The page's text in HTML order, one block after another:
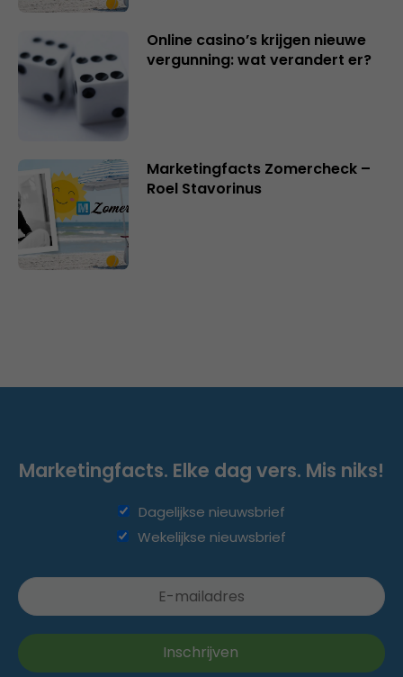
Online casino’s krijgen nieuwe
vergunning: wat verandert er?
Marketingfacts Zomercheck –
Roel Stavorinus
Marketingfacts. Elke dag vers. Mis niks!
Dagelijkse nieuwsbrief
Wekelijkse nieuwsbrief